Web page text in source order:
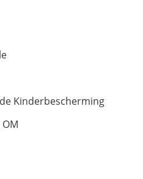
Kinderbescherming